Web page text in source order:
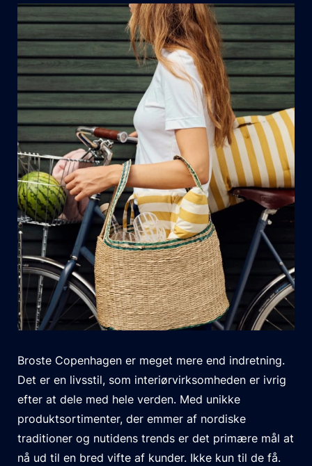
Broste Copenhagen er meget mere end indretning.
Det er en livsstil, som interiørvirksomheden er ivrig
efter at dele med hele verden. Med unikke
produktsortimenter, der emmer af nordiske
traditioner og nutidens trends er det primære mål at
nå ud til en bred vifte af kunder. Ikke kun til de få.